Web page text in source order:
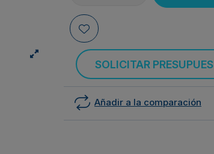
SOLICITAR
Añadir a la comparación